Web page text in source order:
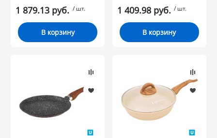
1 879.13 руб. / шт.
В корзину
1 409.98 руб. / шт.
В корзину